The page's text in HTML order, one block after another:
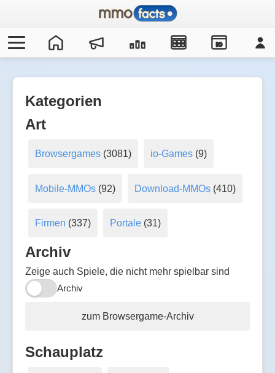
IO
Kategorien
Art
Browsergames(3081) io-Games (9)
Mobile-MMOs(92) Download-MMOs (410)
Firmen (337) Portale (31)
Archiv
Zeige auch Spiele, die nicht mehr spielbar sind
Archiv
zum Browsergame-Archiv
Schauplatz